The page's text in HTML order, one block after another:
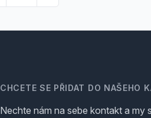
CHCETE SE PŘIDAT DO NAŠEHO
Nechte nám na sebe kontakt a my